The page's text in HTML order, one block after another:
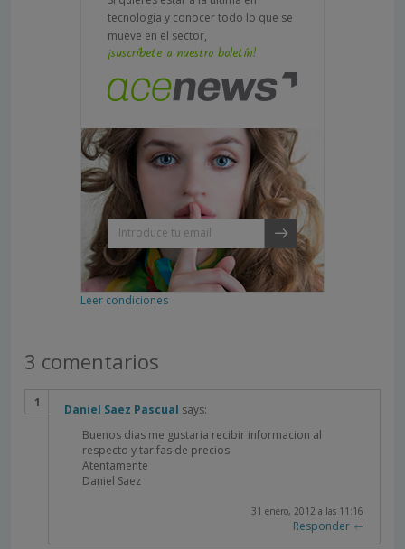
tecnología y conocer todo lo que se
mueve en el sector,
¡suscríbete a nuestro boletín!
Leer condiciones
3 comentarios
Daniel Saez Pascual says:
31 enero, 2012 a las 11:16
Buenos dias me gustaria recibir informacion al
respecto y tarifas de precios.
Atentamente
Daniel Saez
Responder